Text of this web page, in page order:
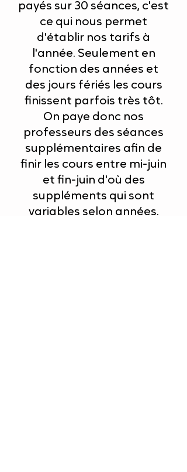
payés sur 30 séances, c'est
ce qui nous permet
d'établir nos tarifs à
l'année. Seulement en
fonction des années et
des jours fériés les cours
finissent parfois très tôt.
On paye donc nos
professeurs des séances
supplémentaires afin de
finir les cours entre mi-juin
et fin-juin d'où des
suppléments qui sont
variables selon années.